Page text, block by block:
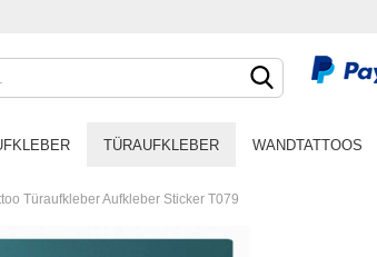
TÜRAUFKLEBER WANDTATTOOS
Türaufkleber Aufkleber Sticker T079